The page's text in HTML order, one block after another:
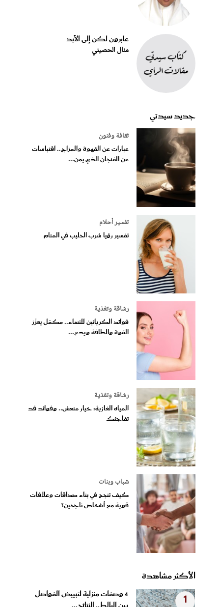
عابرون لكن إلى الأبد
منال الحصيني
جديد سيدتي
ثقافة وفنون
عبارات عن القهوة والمزاج.. اقتباسات
عن الفنجان الذي يمن...
تفسير أحلام
تفسير رؤيا شرب الحليب في المنام
رشاقة وتغذية
فوائد الكرياتين للنساء.. مكمّل يعزّز
القوة والطاقة ويدع...
رشاقة وتغذية
المياه الغازية: خيار منعش.. وفوائد قد
تفاجئك
شباب وبنات
كيف تنجح في بناء صداقات وعلاقات
قوية مع أشخاص ناجحين؟
الأكثر مشاهدة
1
4 وصفات منزلية لتبييض الفواصل